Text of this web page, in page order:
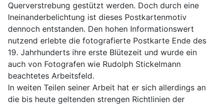
Querverstrebung gestützt werden. Doch durch eine
Ineinanderbelichtung ist dieses Postkartenmotiv
dennoch entstanden. Den hohen Informationswert
nutzend erlebte die fotografierte Postkarte Ende des
19. Jahrhunderts ihre erste Blütezeit und wurde ein
auch von Fotografen wie Rudolph Stickelmann
beachtetes Arbeitsfeld.
In weiten Teilen seiner Arbeit hat er sich allerdings an
die bis heute geltenden strengen Richtlinien der